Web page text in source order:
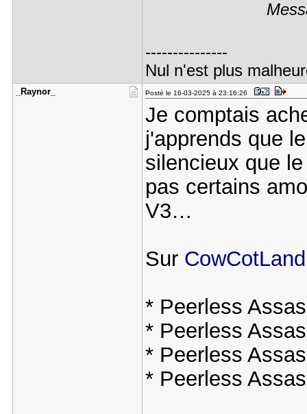
---------------
Nul n'est plus
_Raynor_ Posté le 16-03-2025 à 23:16:26
Je comptais
j'apprends que
silencieux que
pas certains
V3…
Sur CowCotLand
* Peerless
* Peerless
* Peerless
* Peerless